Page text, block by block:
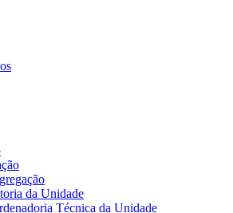
da Unidade
Técnica da Unidade